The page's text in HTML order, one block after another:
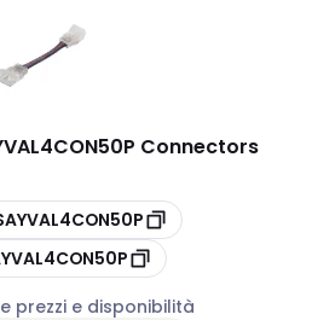
Connectors
prezzi e disponibilità